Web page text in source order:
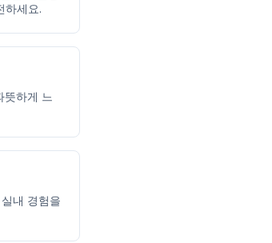
하세요.
뜻하게 느
내 경험을